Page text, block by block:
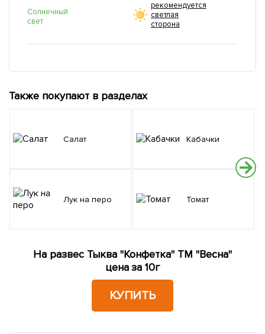
Солнечный
свет
рекомендуется
светлая
сторона
Также покупают в разделах
Салат
Лук на перо
Кабачки
Томат
На развес Тыква "Конфетка" ТМ "Весна"
цена за 10г
КУПИТЬ